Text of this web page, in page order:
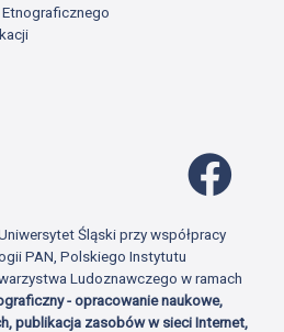
Śląski przy współpracy
PAN, Polskiego Instytutu
Ludoznawczego w ramach
- opracowanie naukowe,
publikacja zasobów w sieci Internet,